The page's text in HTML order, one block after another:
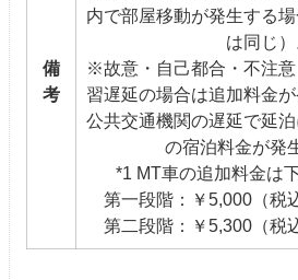
備
考
内で部屋移動が発生する
は同じ）
※故意・自己都合・不注
習遅延の場合は追加料金が
公共交通機関の遅延で延
の宿泊料金が発
*1 MT車の追加料金は
第一段階：￥5,000（税
第二段階：￥5,300（税